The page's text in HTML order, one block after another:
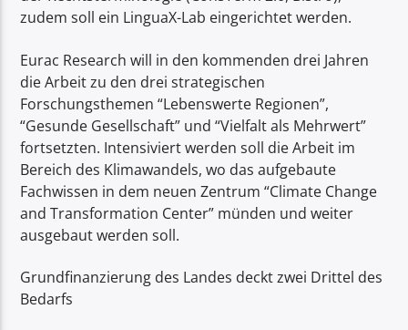
zudem soll ein LinguaX-Lab eingerichtet werden.
Eurac Research will in den kommenden drei Jahren
die Arbeit zu den drei strategischen
Forschungsthemen “Lebenswerte Regionen”,
“Gesunde Gesellschaft” und “Vielfalt als Mehrwert”
fortsetzten. Intensiviert werden soll die Arbeit im
Bereich des Klimawandels, wo das aufgebaute
Fachwissen in dem neuen Zentrum “Climate Change
and Transformation Center” münden und weiter
ausgebaut werden soll.
Grundfinanzierung des Landes deckt zwei Drittel des
Bedarfs